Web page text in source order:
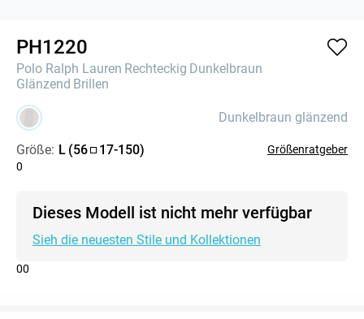
PH1220
Polo Ralph Lauren Rechteckig Dunkelbraun
Glänzend Brillen
Dunkelbraun glänzend
Größe: L (56 17-150)
Größenratgeber
0
Dieses Modell ist nicht mehr verfügbar
Sieh die neuesten Stile und Kollektionen
00